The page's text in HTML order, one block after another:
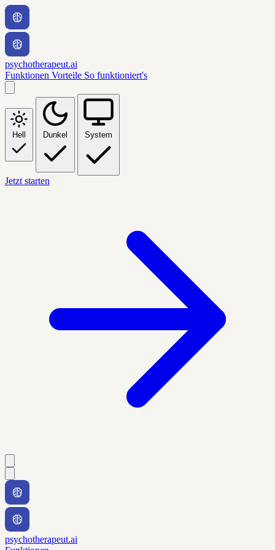
psychotherapeut.ai
Funktionen Vorteile So funktioniert's
Hell Dunkel System
Jetzt starten
psychotherapeut.ai